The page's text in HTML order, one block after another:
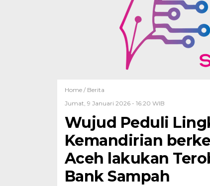
Home / Berita
Jumat, 9 Januari 2026 - 16:20 WIB
Wujud Peduli
Kemandirian
Aceh lakukan
Bank Sampah